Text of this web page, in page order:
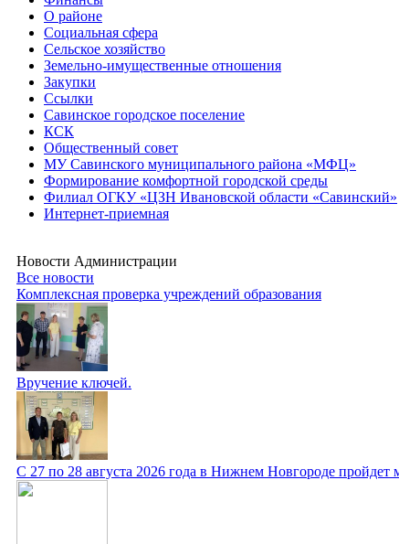
О районе
Социальная сфера
Сельское хозяйство
Земельно-имущественные отношения
Закупки
Ссылки
Савинское городское поселение
КСК
Общественный совет
МУ Савинского муниципального района «МФЦ»
Формирование комфортной городской среды
Филиал ОГКУ «ЦЗН Ивановской области «Савинский»
Интернет-приемная
Новости Администрации
Все новости
Комплексная проверка учреждений образования
Вручение ключей.
С 27 по 28 августа 2026 года в Нижнем Новгороде